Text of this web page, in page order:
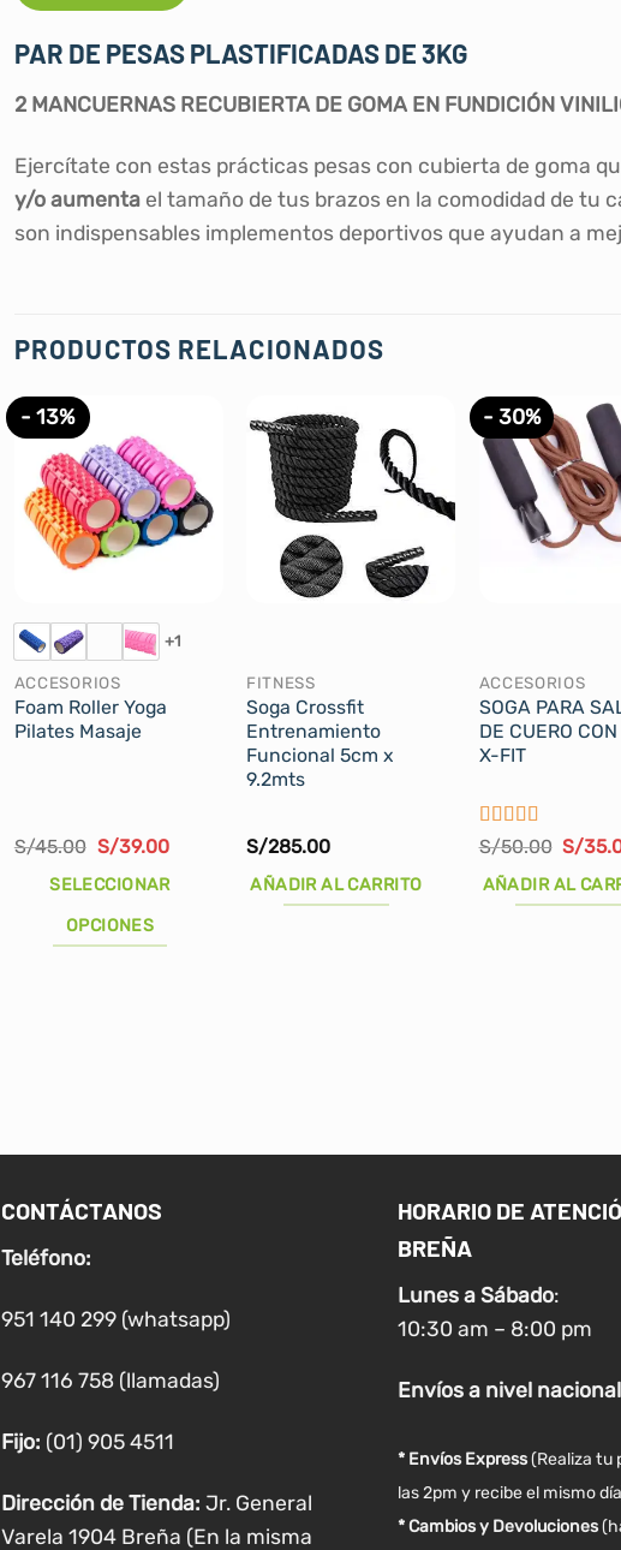
PAR DE PESAS PLASTIFICADAS DE 3KG
2 MANCUERNAS RECUBIERTA DE GOMA EN FUNDICIÓN
Ejercítate con estas prácticas pesas con cubierta de goma
y/o aumenta el tamaño de tus brazos en la comodidad de tu
son indispensables implementos deportivos que ayudan a
PRODUCTOS RELACIONADOS
- 13%
+1
ACCESORIOS
Foam Roller Yoga
Pilates Masaje
S/45.00 El
original
S/45.00.
S/39.00El
actual
SELECCIONAR
OPCIONES
pueden
en
página
producto
FITNESS
Soga Crossfit
Entrenamiento
Funcional 5cm x
9.2mts
S/285.00
AÑADIR AL CARRITO
- 30%
ACCESORIOS
SOGA PARA
DE CUERO
X-FIT
Valorado
con
S/50.00 El
era:
S/
AÑADIR AL
CONTÁCTANOS
Teléfono:
951 140 299 (whatsapp)
967 116 758 (llamadas)
Fijo: (01) 905 4511
Dirección de Tienda: Jr. General
Varela 1904 Breña (En la misma
HORARIO DE
BREÑA
Lunes a Sábado:
10:30 am – 8:00 pm
Envíosa nivel nacional
* Envíos Express(Realiza tu
las 2pm y recibe el mismo
* Cambios y Devoluciones